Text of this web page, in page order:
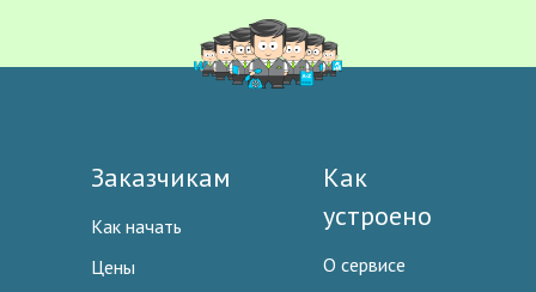
Заказчикам
Как начать
Цены
Как
устроено
О сервисе